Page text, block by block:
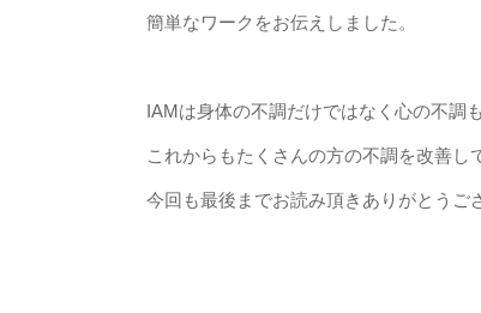
簡単なワークをお伝えしました。
IAMは身体の不調だけではなく心の不調
これからもたくさんの方の不調を改善し
今回も最後までお読み頂きありがとうご